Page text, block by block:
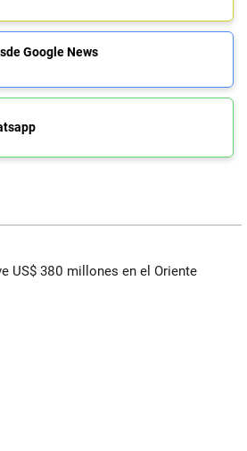
Google News
US$ 380 millones en el Oriente